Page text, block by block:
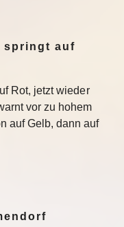
springt auf
Rot, jetzt wieder
vor zu hohem
auf Gelb, dann auf